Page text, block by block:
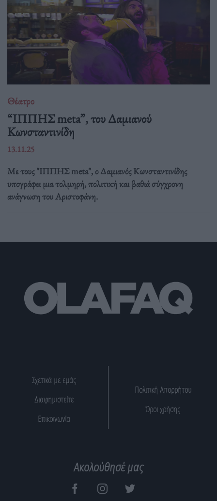
Θέατρο
“ΙΠΠΗΣ meta”, του Δαμιανού
Κωνσταντινίδη
13.11.25
Με τους "ΙΠΠΗΣ meta", ο Δαμιανός Κωνσταντινίδης
υπογράφει μια τολμηρή, πολιτική και βαθιά σύγχρονη
ανάγνωση του Αριστοφάνη.
Σχετικά με εμάς
Διαφημιστείτε
Επικοινωνία
Πολιτική Απορρήτου
Όροι χρήσης
Ακολούθησέ μας